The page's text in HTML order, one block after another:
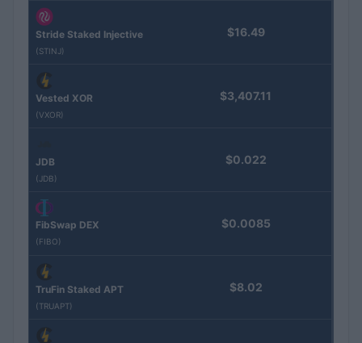
Stride Staked Injective
(STINJ)
$16.49
Vested XOR
(VXOR)
$3,407.11
JDB
(JDB)
$0.022
FibSwap DEX
(FIBO)
$0.0085
TruFin Staked APT
(TRUAPT)
$8.02